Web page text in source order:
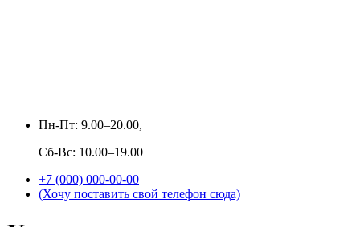
Пн-Пт: 9.00–20.00,
Сб-Вс: 10.00–19.00
+7 (000) 000-00-00
(Хочу поставить свой телефон сюда)